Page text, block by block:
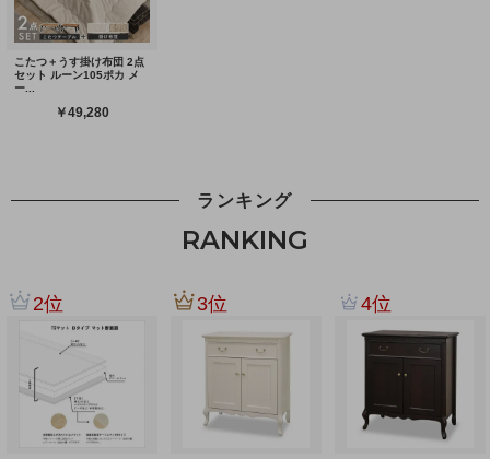
ランキング
RANKING